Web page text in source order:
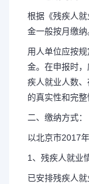
根据《残疾人
金一般按月缴纳
用人单位应按
金。在申报时
疾人就业人数
的真实性和完整
二、缴纳方式：
以北京市2017
1、残疾人就业
已安排残疾人